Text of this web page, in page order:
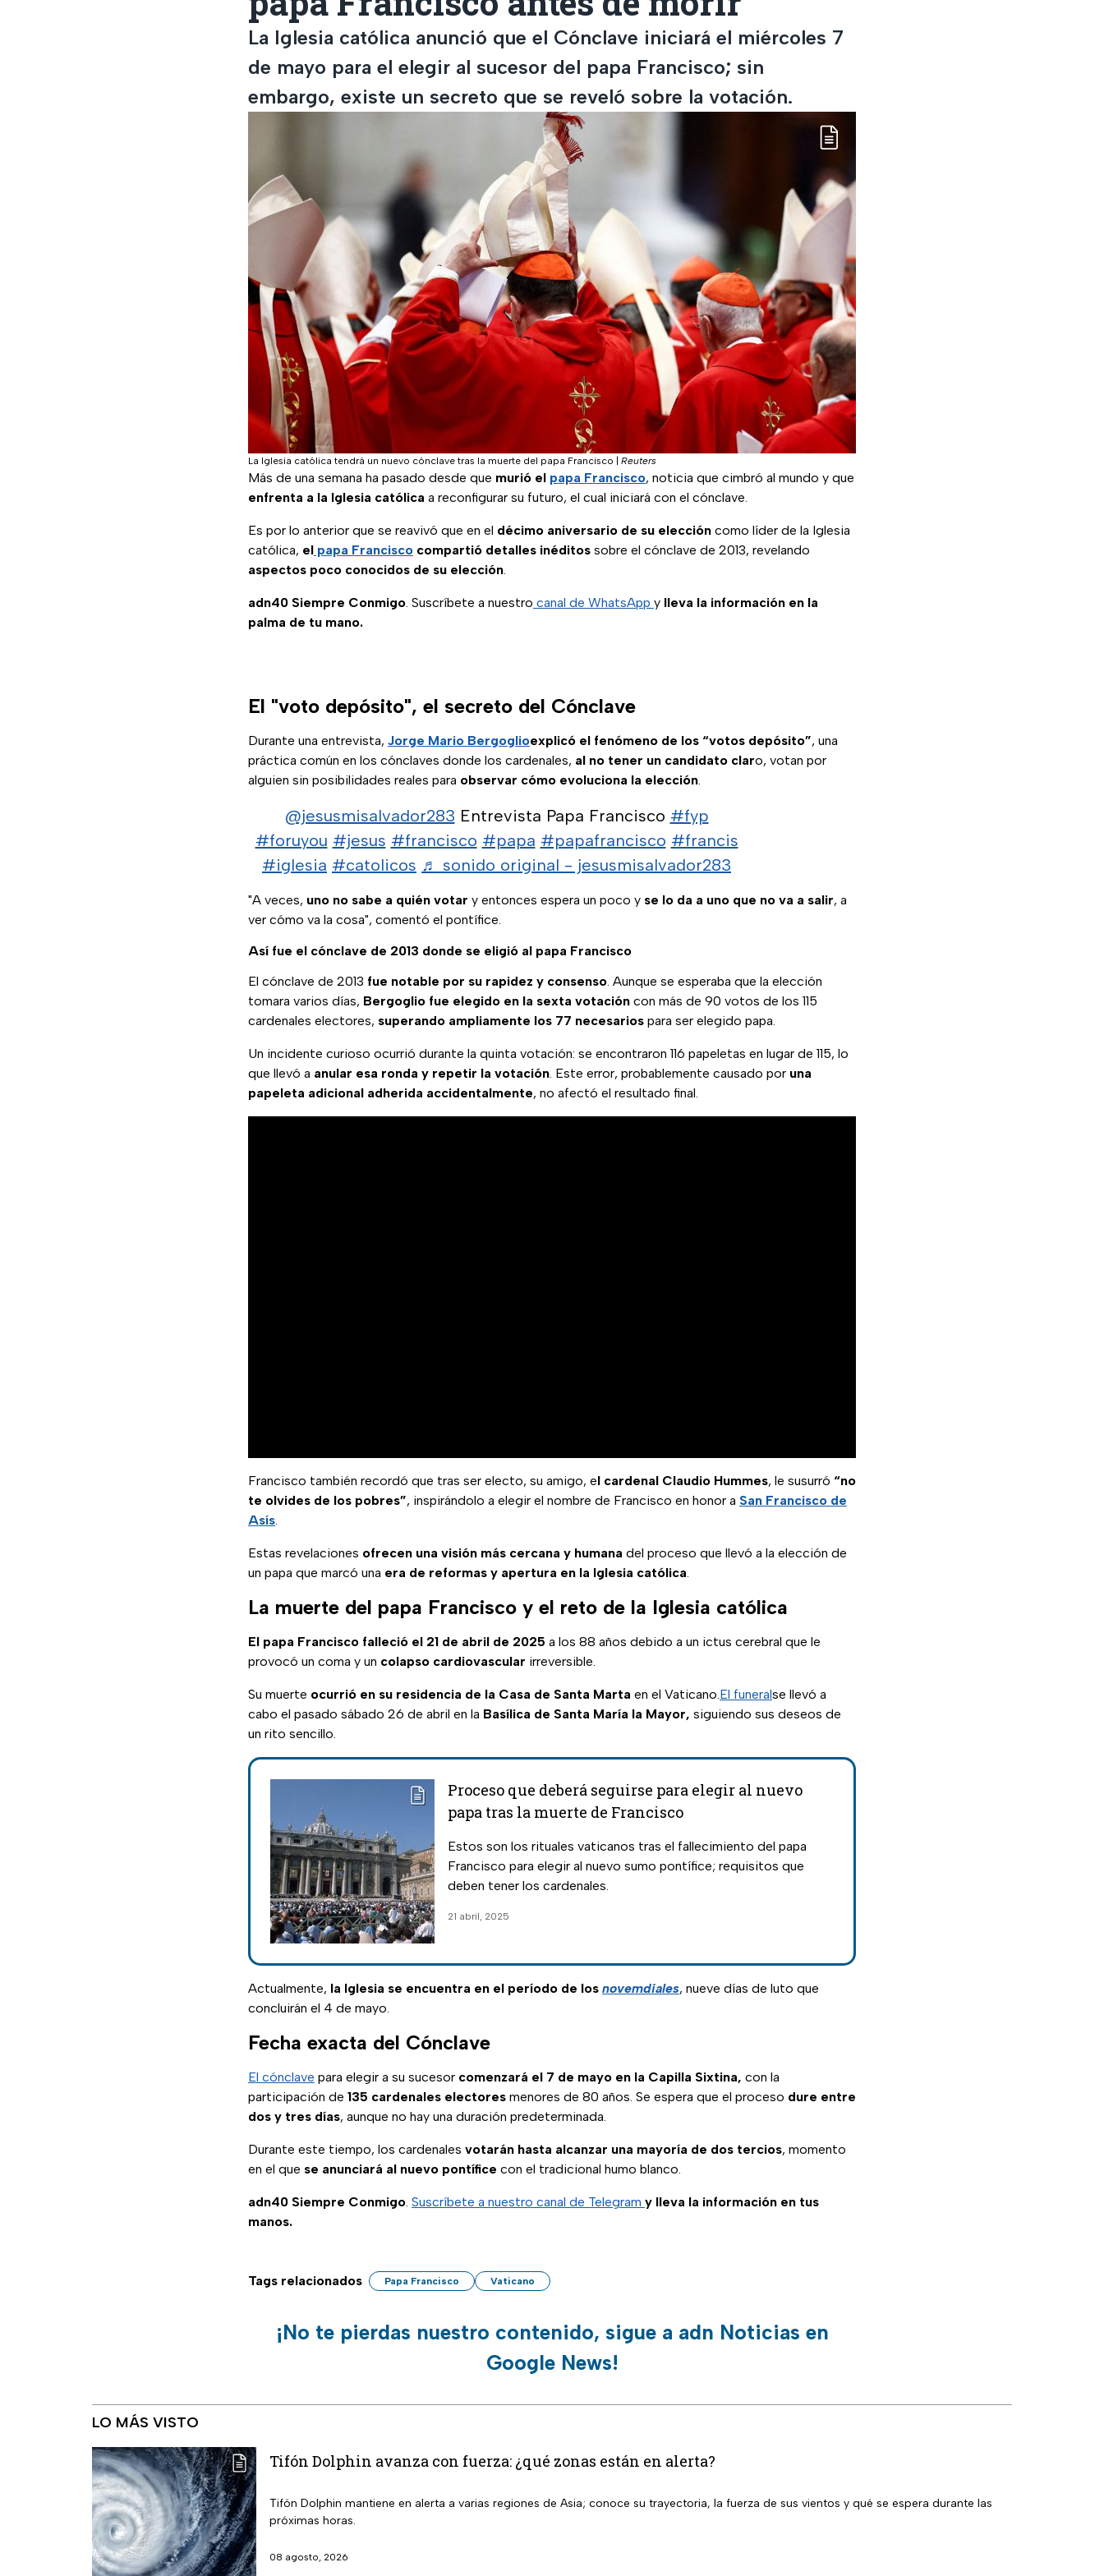
La Iglesia católica anunció que el Cónclave iniciará el miércoles 7
de mayo para el elegir al sucesor del papa Francisco; sin
embargo, existe un secreto que se reveló sobre la votación.
La Iglesia católica tendrá un nuevo cónclave tras la muerte del papa Francisco Reuters
Más de una semana ha pasado desde que murió el papa Francisco, noticia que cimbró al mundo y que
enfrenta a la Iglesia católica a reconfigurar su futuro, el cual iniciará con el cónclave.
Es por lo anterior que se reavivó que en el décimo aniversario de su elección como líder de la Iglesia
católica, el papa Francisco compartió detalles inéditos sobre el cónclave de 2013, revelando
aspectos poco conocidos de su elección.
adn40 Siempre Conmigo. Suscríbete a nuestro canal de WhatsApp y lleva la información en la
palma de tu mano.
El "voto depósito", el secreto del Cónclave
Durante una entrevista, Jorge Mario Bergoglioexplicó el fenómeno de los “votos depósito”, una
práctica común en los cónclaves donde los cardenales, al no tener un candidato claro, votan por
alguien sin posibilidades reales para observar cómo evoluciona la elección.
@jesusmisalvador283 Entrevista Papa Francisco #fyp
#foruyou #jesus #francisco #papa #papafrancisco #francis
#iglesia #catolicos ♬ sonido original - jesusmisalvador283
"A veces, uno no sabe a quién votar y entonces espera un poco y se lo da a uno que no va a salir, a
ver cómo va la cosa", comentó el pontífice.
Así fue el cónclave de 2013 donde se eligió al papa Francisco
El cónclave de 2013 fue notable por su rapidez y consenso. Aunque se esperaba que la elección
tomara varios días, Bergoglio fue elegido en la sexta votación con más de 90 votos de los 115
cardenales electores, superando ampliamente los 77 necesarios para ser elegido papa.
Un incidente curioso ocurrió durante la quinta votación: se encontraron 116 papeletas en lugar de 115, lo
que llevó a anular esa ronda y repetir la votación. Este error, probablemente causado por una
papeleta adicional adherida accidentalmente, no afectó el resultado final.
Francisco también recordó que tras ser electo, su amigo, el cardenal Claudio Hummes, le susurró “no
te olvides de los pobres”, inspirándolo a elegir el nombre de Francisco en honor a San Francisco de
Asís.
Estas revelaciones ofrecen una visión más cercana y humana del proceso que llevó a la elección de
un papa que marcó una era de reformas y apertura en la Iglesia católica.
La muerte del papa Francisco y el reto de la Iglesia católica
El papa Francisco falleció el 21 de abril de 2025 a los 88 años debido a un ictus cerebral que le
provocó un coma y un colapso cardiovascular irreversible.
Su muerte ocurrió en su residencia de la Casa de Santa Marta en el Vaticano.El funeralse llevó a
cabo el pasado sábado 26 de abril en la Basílica de Santa María la Mayor, siguiendo sus deseos de
un rito sencillo.
Proceso que deberá seguirse para elegir al nuevo
papa tras la muerte de Francisco
Estos son los rituales vaticanos tras el fallecimiento del papa
Francisco para elegir al nuevo sumo pontífice; requisitos que
deben tener los cardenales.
21 abril, 2025
Actualmente, la Iglesia se encuentra en el período de los novemdiales, nueve días de luto que
concluirán el 4 de mayo.
Fecha exacta del Cónclave
El cónclave para elegir a su sucesor comenzará el 7 de mayo en la Capilla Sixtina, con la
participación de 135 cardenales electores menores de 80 años. Se espera que el proceso dure entre
dos y tres días, aunque no hay una duración predeterminada.
Durante este tiempo, los cardenales votarán hasta alcanzar una mayoría de dos tercios, momento
en el que se anunciará al nuevo pontífice con el tradicional humo blanco.
adn40 Siempre Conmigo. Suscríbete a nuestro canal de Telegram y lleva la información en tus
manos.
Tags relacionados Papa Francisco Vaticano
¡No te pierdas nuestro contenido, sigue a adn Noticias en
Google News!
LO MÁS VISTO
Tifón Dolphin avanza con fuerza: ¿qué zonas están en alerta?
Tifón Dolphin mantiene en alerta a varias regiones de Asia; conoce su trayectoria, la fuerza de sus vientos y qué se espera durante las
próximas horas.
08 agosto, 2026